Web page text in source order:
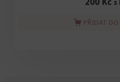
s
PŘIDAT